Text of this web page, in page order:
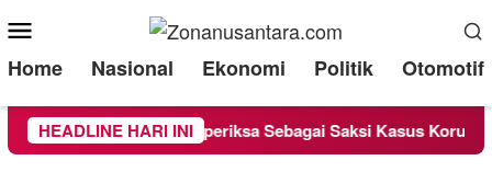
Menu
Home Nasional Ekonomi Politik Otomotif
HEADLINE HARI INI
Lounge Chandra Diperiksa Sebagai Saksi Kasus Korupsi